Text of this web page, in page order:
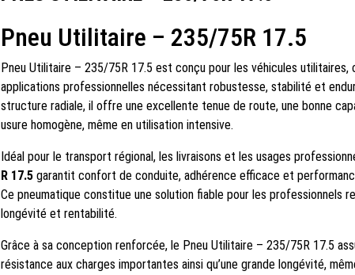
Pneu Utilitaire – 235/75R 17.5
Pneu Utilitaire – 235/75R 17.5 est conçu pour les véhicules utilitaires,
applications professionnelles nécessitant robustesse, stabilité et
structure radiale, il offre une excellente tenue de route, une bonne
usure homogène, même en utilisation intensive.
Idéal pour le transport régional, les livraisons et les usages
R 17.5 garantit confort de conduite, adhérence efficace et
Ce pneumatique constitue une solution fiable pour les professionnels
longévité et rentabilité.
Grâce à sa conception renforcée, le Pneu Utilitaire – 235/75R 17.5
résistance aux charges importantes ainsi qu’une grande longévité,